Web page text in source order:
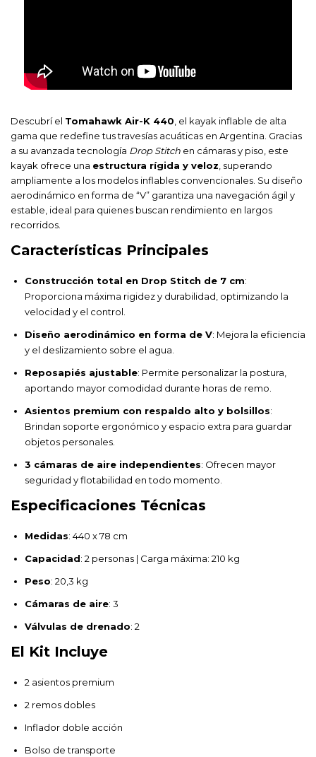
Descubrí el Tomahawk Air-K 440, el kayak inflable de alta
gama que redefine tus travesías acuáticas en Argentina. Gracias
a su avanzada tecnología Drop Stitch en cámaras y piso, este
kayak ofrece una estructura rígida y veloz, superando
ampliamente a los modelos inflables convencionales. Su diseño
aerodinámico en forma de “V” garantiza una navegación ágil y
estable, ideal para quienes buscan rendimiento en largos
recorridos.
Características Principales
Construcción total en Drop Stitch de 7 cm:
Proporciona máxima rigidez y durabilidad, optimizando la
velocidad y el control.
Diseño aerodinámico en forma de V: Mejora la eficiencia
y el deslizamiento sobre el agua.
Reposapiés ajustable: Permite personalizar la postura,
aportando mayor comodidad durante horas de remo.
Asientos premium con respaldo alto y bolsillos:
Brindan soporte ergonómico y espacio extra para guardar
objetos personales.
3 cámaras de aire independientes: Ofrecen mayor
seguridad y flotabilidad en todo momento.
Especificaciones Técnicas
Medidas: 440 x 78 cm
Capacidad: 2 personas | Carga máxima: 210 kg
Peso: 20,3 kg
Cámaras de aire: 3
Válvulas de drenado: 2
El Kit Incluye
2 asientos premium
2 remos dobles
Inflador doble acción
Bolso de transporte